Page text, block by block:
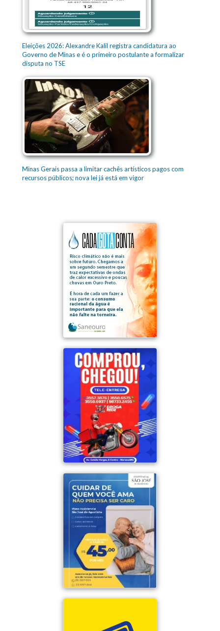
Eleições 2026: Alexandre Kalil registra candidatura ao
Governo de Minas e é o primeiro postulante a formalizar
disputa no TSE
Minas Gerais passa a limitar cachês artísticos pagos com
recursos públicos; nova lei já está em vigor